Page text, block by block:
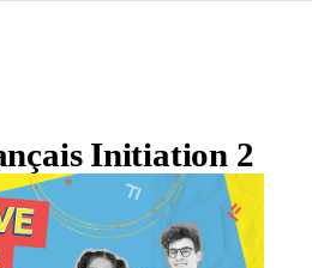
Initiation 2